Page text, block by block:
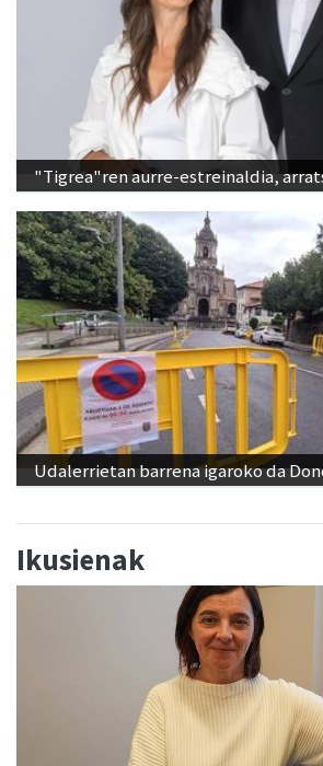
"Tigrea"ren aurre-estreinaldia,
Udalerrietan barrena igaroko da
Ikusienak